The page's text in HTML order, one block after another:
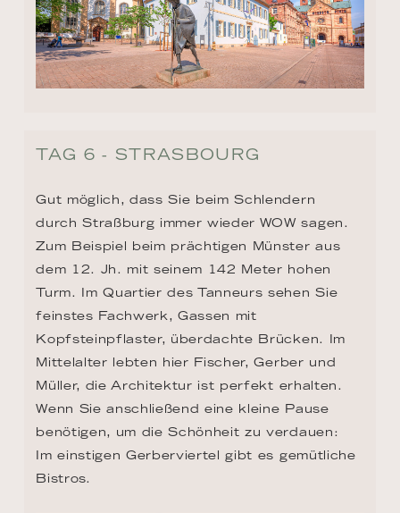
TAG 6 - STRASBOURG
Gut möglich, dass Sie beim Schlendern
durch Straßburg immer wieder WOW sagen.
Zum Beispiel beim prächtigen Münster aus
dem 12. Jh. mit seinem 142 Meter hohen
Turm. Im Quartier des Tanneurs sehen Sie
feinstes Fachwerk, Gassen mit
Kopfsteinpflaster, überdachte Brücken. Im
Mittelalter lebten hier Fischer, Gerber und
Müller, die Architektur ist perfekt erhalten.
Wenn Sie anschließend eine kleine Pause
benötigen, um die Schönheit zu verdauen:
Im einstigen Gerberviertel gibt es gemütliche
Bistros.